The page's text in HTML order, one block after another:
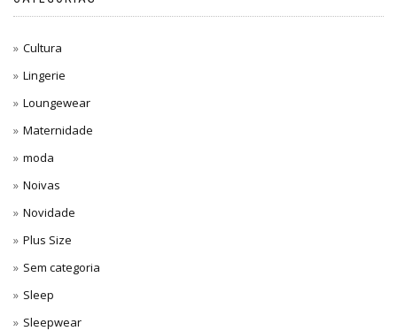
Cultura
Lingerie
Loungewear
Maternidade
moda
Noivas
Novidade
Plus Size
Sem categoria
Sleep
Sleepwear